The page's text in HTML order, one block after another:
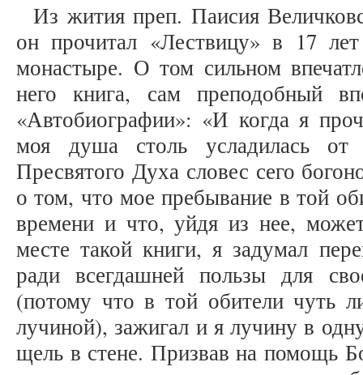
Из жития преп. Паисия
он прочитал «Лествицу» в 17
монастыре. О том сильном
него книга, сам преподобный
«Автобиографии»: «И когда я
моя душа столь усладилась от
Пресвятого Духа словес сего
о том, что мое пребывание в той
времени и что, уйдя из нее,
месте такой книги, я задумал
ради всегдашней пользы для
(потому что в той обители чуть
лучиной), зажигал и я лучину в
щель в стене. Призвав на помощь